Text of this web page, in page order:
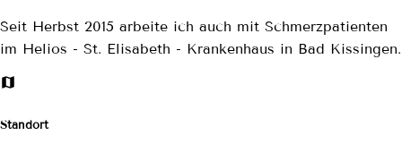
Seit Herbst 2015 arbeite ich auch mit Schmerzpatienten
im Helios - St. Elisabeth - Krankenhaus in Bad Kissingen.
Standort